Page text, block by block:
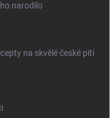
narodilo
na skvělé české pití